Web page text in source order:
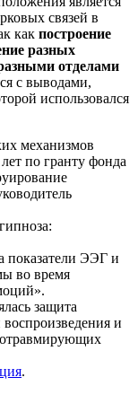
связей в
как построение
разных
отделами
с выводами,
использовался
механизмов
по гранту фонда
показатели ЭЭГ и
во время
защита
и
.